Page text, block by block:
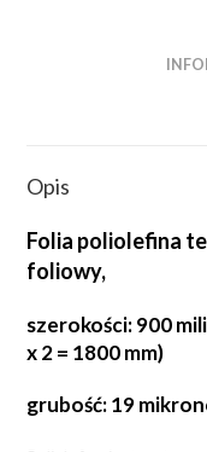
Opis
Folia poliolefina
foliowy,
szerokości: 900
x 2 = 1800 mm)
grubość: 19